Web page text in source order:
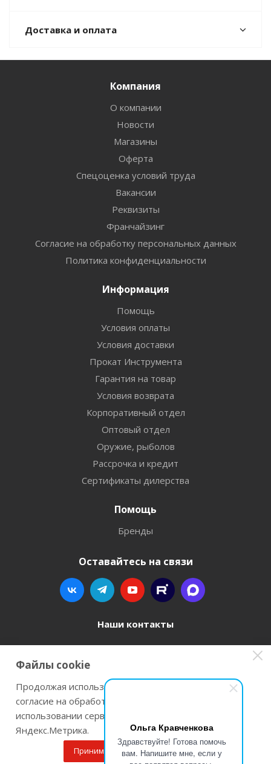
Ольга Кравченкова
Здравствуйте! Готова помочь
вам. Напишите мне, если у
Доставка и оплата
Компания
О компании
Новости
Магазины
Оферта
Спецоценка условий труда
Вакансии
Реквизиты
Франчайзинг
Согласие на обработку персональных данных
Политика конфиденциальности
Информация
Помощь
Условия оплаты
Условия доставки
Прокат Инструмента
Гарантия на товар
Условия возврата
Корпоративный отдел
Оптовый отдел
Оружие, рыболов
Рассрочка и кредит
Сертификаты дилерства
Помощь
Бренды
Оставайтесь на связи
Наши контакты
8 800 77-00-962
г. Пермь, ул. Павла Преображенского, д.6А,
Файлы cookie
Продолжая использовать наш сайт Вы даете
согласие на обработку файлов cookie и
использовании сервисов веб-аналитики
Яндекс.Метрика.
Принимаю Подробнее